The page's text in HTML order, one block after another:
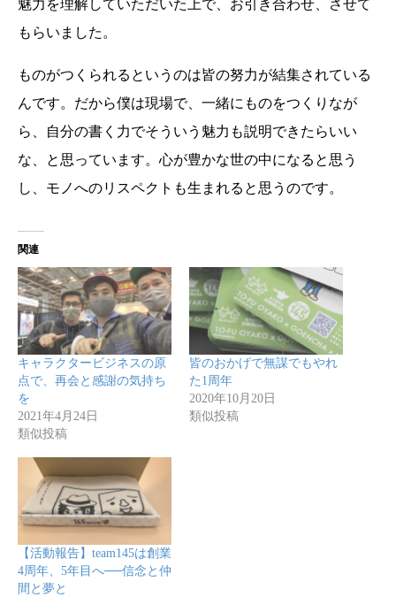
魅力を理解していただいた上で、お引き合わせ、させて
もらいました。
ものがつくられるというのは皆の努力が結集されている
んです。だから僕は現場で、一緒にものをつくりなが
ら、自分の書く力でそういう魅力も説明できたらいい
な、と思っています。心が豊かな世の中になると思う
し、モノへのリスペクトも生まれると思うのです。
関連
キャラクタービジネスの原
点で、再会と感謝の気持ち
を
2021年4月24日
類似投稿
皆のおかげで無謀でもやれ
た1周年
2020年10月20日
類似投稿
【活動報告】team145は創業
4周年、5年目へ──信念と仲
間と夢と